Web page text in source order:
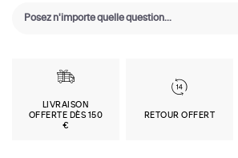
LIVRAISON
OFFERTE DÈS 150
€
RETOUR OFFERT